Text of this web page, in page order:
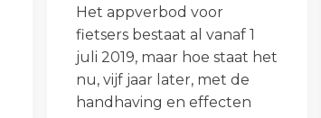
Het appverbod voor
fietsers bestaat al vanaf 1
juli 2019, maar hoe staat het
nu, vijf jaar later, met de
handhaving en effecten